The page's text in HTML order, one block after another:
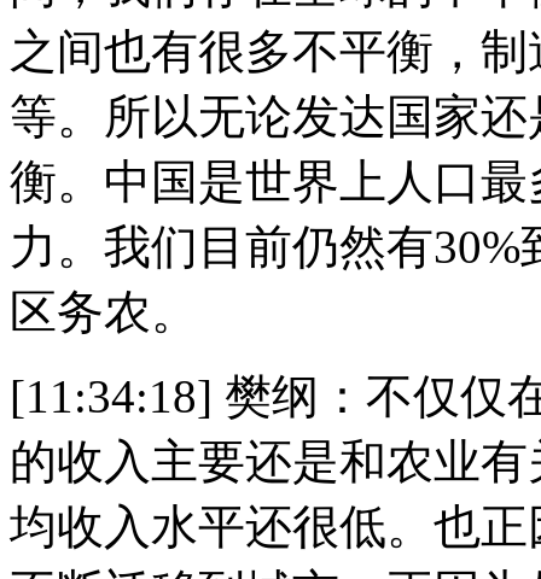
之间也有很多不平衡，
等。所以无论发达国家
衡。中国是世界上人口
力。我们目前仍然有
区务农。
[11:34:18] 樊纲：不仅仅
的收入主要还是和农业
均收入水平还很低。也